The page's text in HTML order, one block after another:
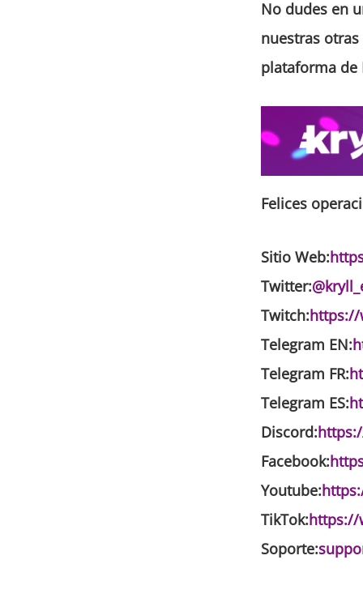
No dudes en
nuestras
plataforma de
Felices
Sitio Web:
Twitter:
Twitch:https://
Telegram EN:
Telegram FR:
Telegram ES:
Discord:
Facebook:
Youtube:
TikTok:https://
Soporte: